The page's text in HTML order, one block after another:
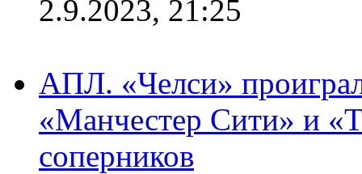
2.9.2023, 21:25
АПЛ. «Челси»
«Манчестер Сити» и
соперников